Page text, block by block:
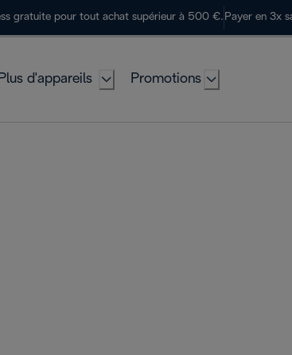
gratuite pour tout achat supérieur à 500 €. Payer en 3x
Plus d'appareils Promotions